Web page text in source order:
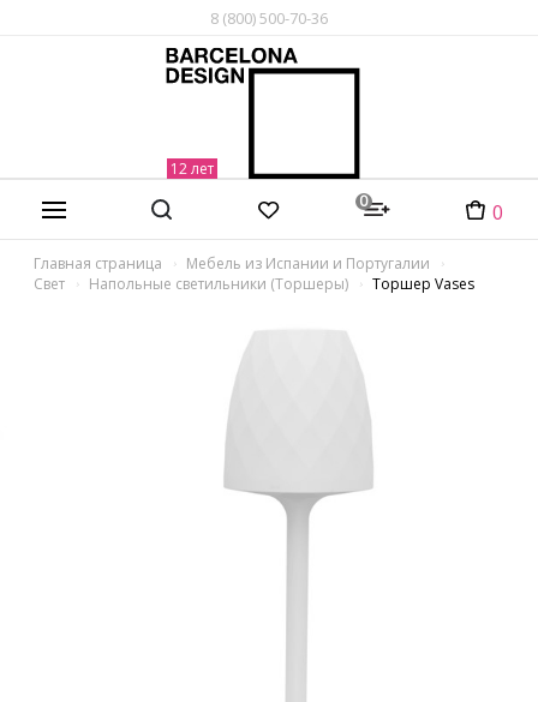
8 (800) 500-70-36
0 0
Главная страница
Мебель из Испании и Португалии
Свет
Напольные светильники (Торшеры) Торшер Vases